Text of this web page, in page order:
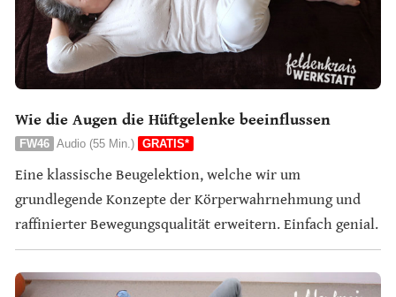
Wie die Augen die Hüftgelenke beeinflussen
FW46 Audio (55 Min.) GRATIS*
Eine klassische Beugelektion, welche wir um
grundlegende Konzepte der Körperwahrnehmung und
raffinierter Bewegungsqualität erweitern. Einfach genial.